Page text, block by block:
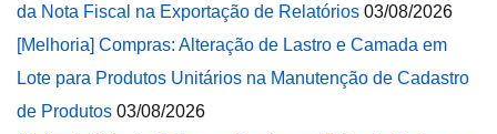
da Nota Fiscal na Exportação de Relatórios 03/08/2026
[Melhoria] Compras: Alteração de Lastro e Camada em
Lote para Produtos Unitários na Manutenção de Cadastro
de Produtos 03/08/2026